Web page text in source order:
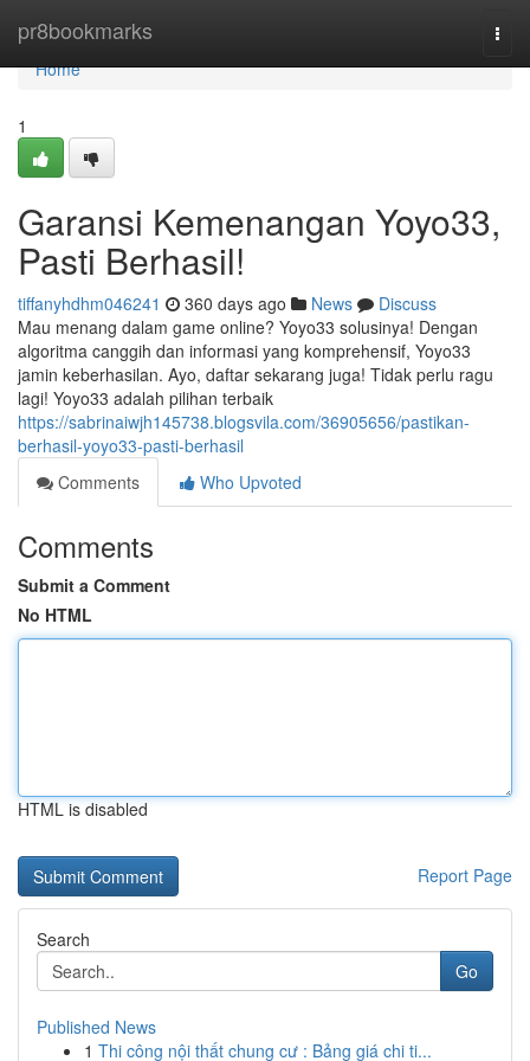
pr8bookmarks
Home
Home
1
Garansi Kemenangan Yoyo33,
Pasti Berhasil!
tiffanyhdhm046241 360 days ago News
Discuss
Mau menang dalam game online? Yoyo33 solusinya! Dengan
algoritma canggih dan informasi yang komprehensif, Yoyo33
jamin keberhasilan. Ayo, daftar sekarang juga! Tidak perlu ragu
lagi! Yoyo33 adalah pilihan terbaik
https://sabrinaiwjh145738.blogsvila.com/36905656/pastikan-
berhasil-yoyo33-pasti-berhasil
Comments
Who Upvoted
Comments
Submit a Comment
No HTML
HTML is disabled
Report Page
Search
Go
Published News
1 Thi công nội thất chung cư : Bảng giá chi ti...